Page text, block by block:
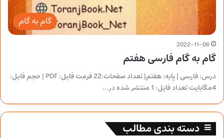
گام به گام
2022-11-06
گام به گام فارسی هفتم
درس: فارسی | پایه: هفتم| تعداد صفحات:22 فرمت فایل: PDF | حجم فایل:
4مگابایت تعداد فایل: 1 منتشر شده در…
دسته بندی مطالب